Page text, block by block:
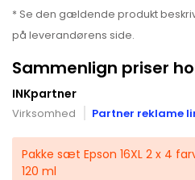
* Se den gældende produkt
på leverandørens side.
Sammenlign priser
INKpartner
Virksomhed Partner reklame
Pakke sæt Epson 16XL 2 x 4
120 ml